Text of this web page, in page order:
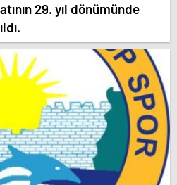
29. yıl dönümünde